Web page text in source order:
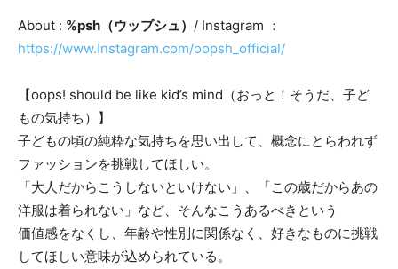
About : %psh（ウップシュ） / Instagram ：
https://www.Instagram.com/oopsh_official/
【oops! should be like kid’s mind（おっと！そうだ、子ど
もの気持ち）】
子どもの頃の純粋な気持ちを思い出して、概念にとらわれず
ファッションを挑戦してほしい。
「大人だからこうしないといけない」、「この歳だからあの
洋服は着られない」など、そんなこうあるべきという
価値感をなくし、年齢や性別に関係なく、好きなものに挑戦
してほしい意味が込められている。